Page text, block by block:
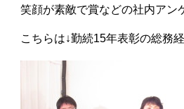
笑顔が素敵で賞などの社内ア
こちらは↓勤続15年表彰の総務